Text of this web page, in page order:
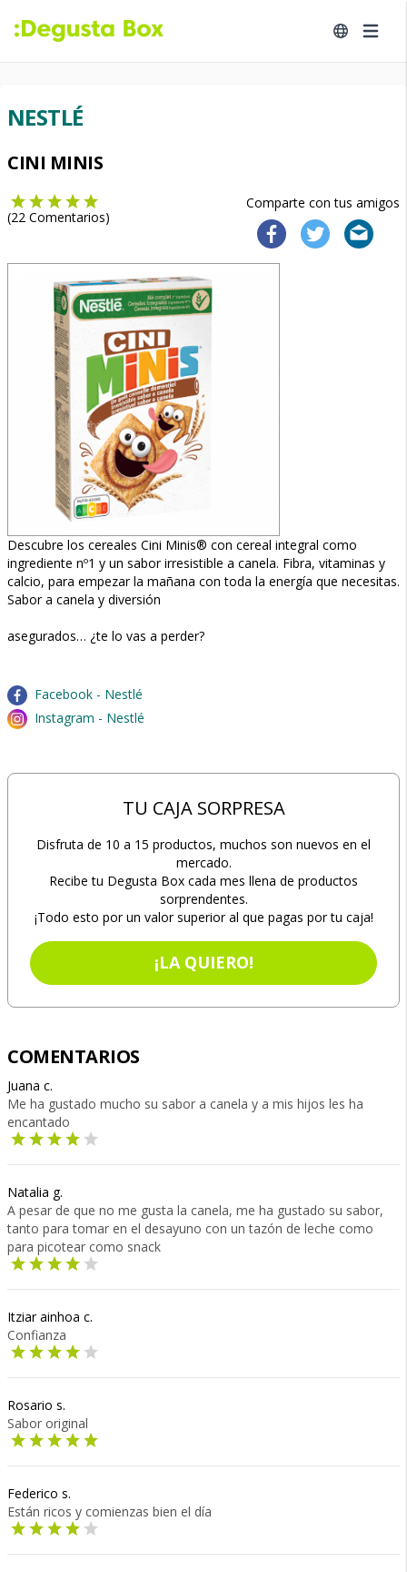
NESTLÉ
CINI MINIS
Comparte con tus amigos
(22 Comentarios)
Descubre los cereales Cini Minis® con cereal integral como
ingrediente nº1 y un sabor irresistible a canela. Fibra, vitaminas y
calcio, para empezar la mañana con toda la energía que necesitas.
Sabor a canela y diversión
asegurados… ¿te lo vas a perder?
Facebook - Nestlé
Instagram - Nestlé
TU CAJA SORPRESA
Disfruta de 10 a 15 productos, muchos son nuevos en el
mercado.
Recibe tu Degusta Box cada mes llena de productos
sorprendentes.
¡Todo esto por un valor superior al que pagas por tu caja!
¡LA QUIERO!
COMENTARIOS
Juana c.
Me ha gustado mucho su sabor a canela y a mis hijos les ha
encantado
Natalia g.
A pesar de que no me gusta la canela, me ha gustado su sabor,
tanto para tomar en el desayuno con un tazón de leche como
para picotear como snack
Itziar ainhoa c.
Confianza
Rosario s.
Sabor original
Federico s.
Están ricos y comienzas bien el día